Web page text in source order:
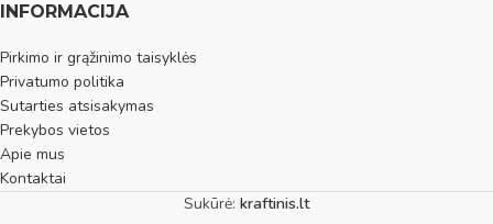
INFORMACIJA
Pirkimo ir grąžinimo taisyklės
Privatumo politika
Sutarties atsisakymas
Prekybos vietos
Apie mus
Kontaktai
Sukūrė: kraftinis.lt